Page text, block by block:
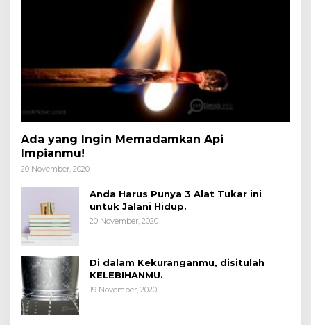
Ada yang Ingin Memadamkan Api
Impianmu!
20 November, 2020
Anda Harus Punya 3 Alat Tukar ini
untuk Jalani Hidup.
20 November, 2020
Di dalam Kekuranganmu, disitulah
KELEBIHANMU.
19 November, 2020